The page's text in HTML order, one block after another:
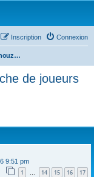
Connexion
Inscription
Conventions, binouzes et recherche de joueurs
de joueurs
9:51 pm
1 … 14 15 16 17